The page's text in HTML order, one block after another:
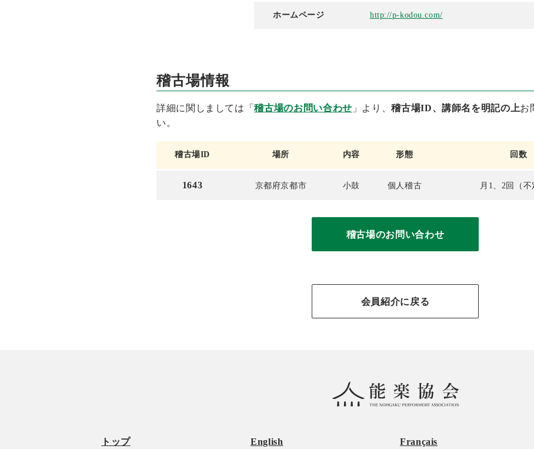
ホームページ http://p-kodou.com/
稽古場情報
詳細に関しましては「稽古場のお問い合わせ 」より、稽古場ID、講師名を明記の上お
い。
稽古場ID 場所 内容 形態 回数
1643 京都府京都市 小鼓 個人稽古 月1、2回（不
稽古場のお問い合わせ
会員紹介に戻る
トップ English Français